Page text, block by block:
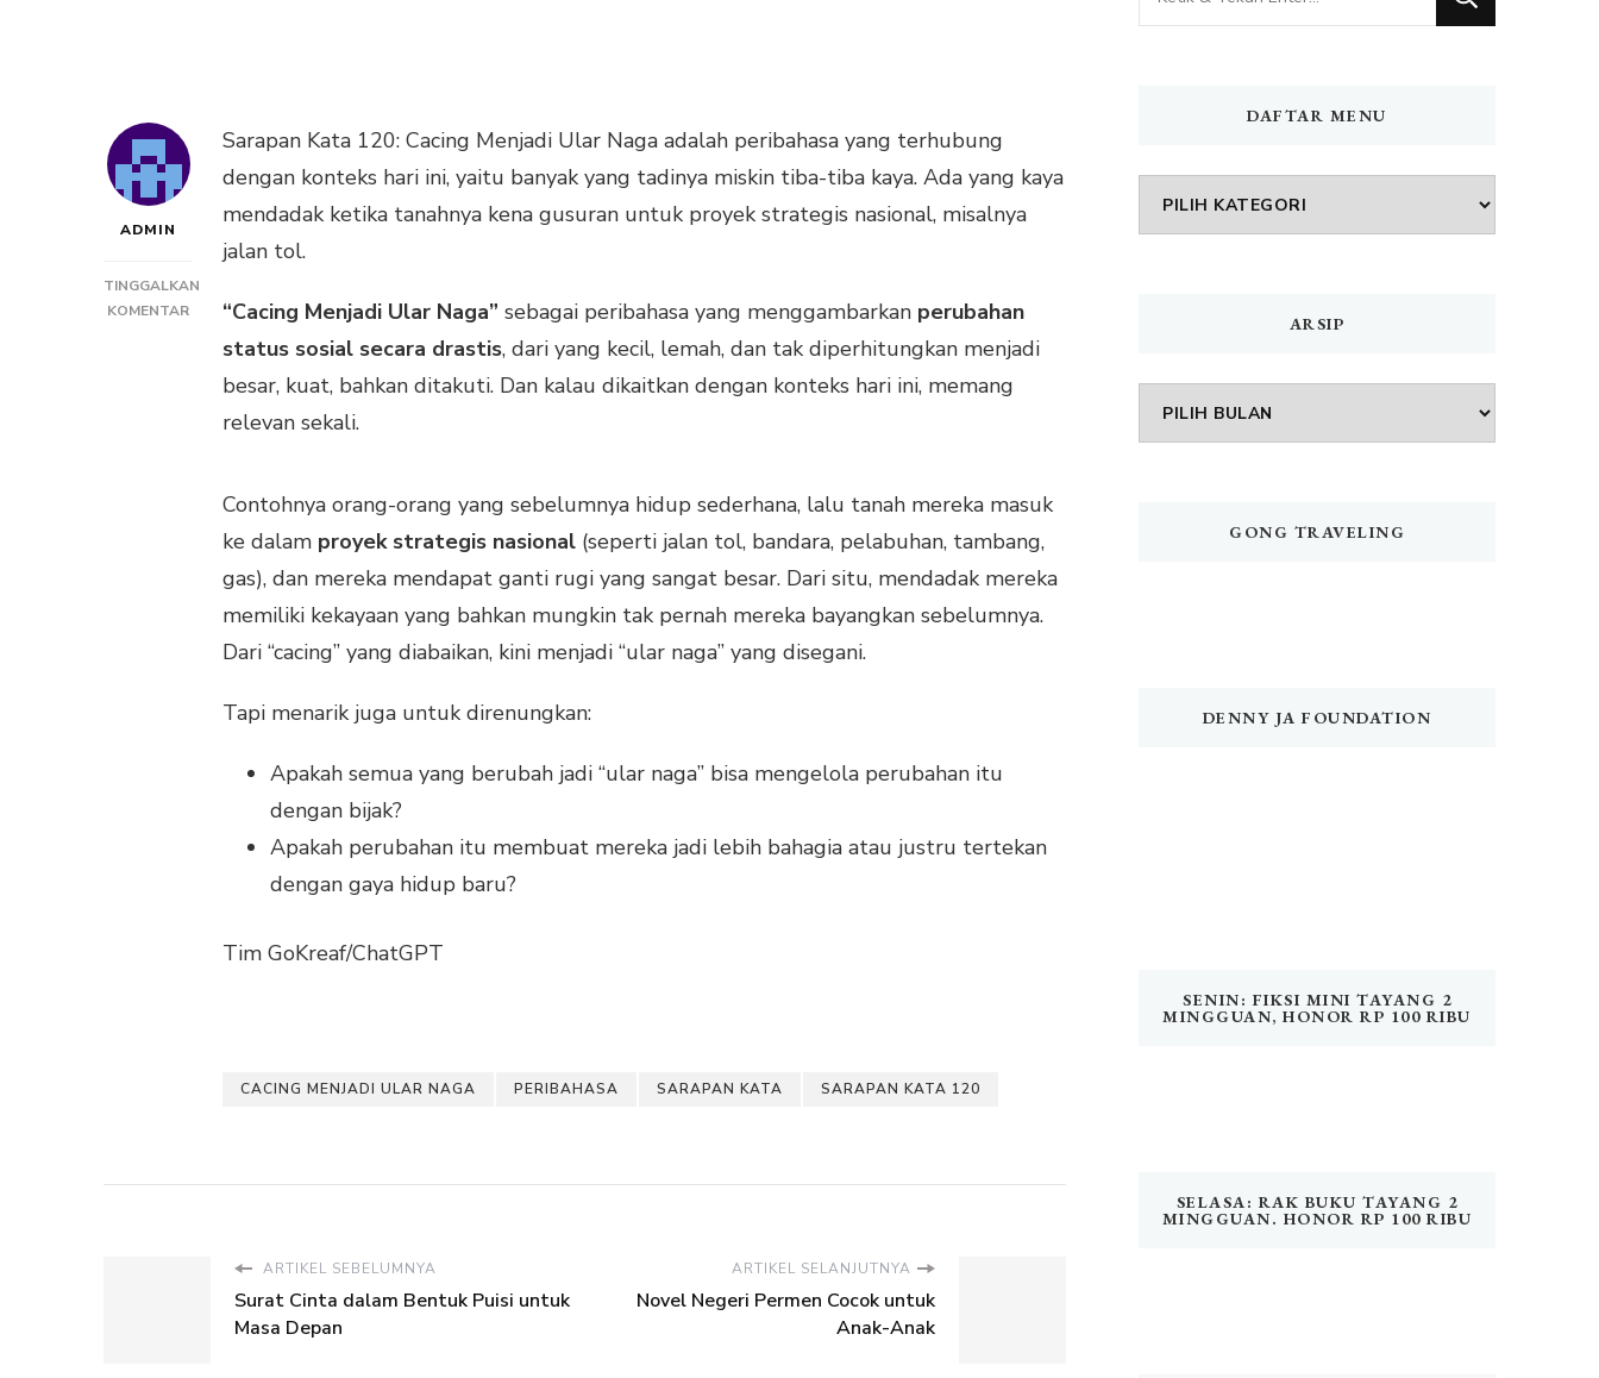
ADMIN
TINGGALKAN
KOMENTARPADA
KATA
MENJADI
Sarapan Kata 120: Cacing Menjadi Ular Naga adalah peribahasa yang terhubung
dengan konteks hari ini, yaitu banyak yang tadinya miskin tiba-tiba kaya. Ada yang kaya
mendadak ketika tanahnya kena gusuran untuk proyek strategis nasional, misalnya
jalan tol.
“Cacing Menjadi Ular Naga” sebagai peribahasa yang menggambarkan perubahan
status sosial secara drastis, dari yang kecil, lemah, dan tak diperhitungkan menjadi
besar, kuat, bahkan ditakuti. Dan kalau dikaitkan dengan konteks hari ini, memang
relevan sekali.
Contohnya orang-orang yang sebelumnya hidup sederhana, lalu tanah mereka masuk
ke dalam proyek strategis nasional (seperti jalan tol, bandara, pelabuhan, tambang,
gas), dan mereka mendapat ganti rugi yang sangat besar. Dari situ, mendadak mereka
memiliki kekayaan yang bahkan mungkin tak pernah mereka bayangkan sebelumnya.
Dari “cacing” yang diabaikan, kini menjadi “ular naga” yang disegani.
Tapi menarik juga untuk direnungkan:
Apakah semua yang berubah jadi “ular naga” bisa mengelola perubahan itu
dengan bijak?
Apakah perubahan itu membuat mereka jadi lebih bahagia atau justru tertekan
dengan gaya hidup baru?
Tim GoKreaf/ChatGPT
CACING MENJADI ULAR NAGA PERIBAHASA SARAPAN KATA SARAPAN KATA 120
ARTIKEL SEBELUMNYA
Surat Cinta dalam Bentuk Puisi untuk
Masa Depan
ARTIKEL SELANJUTNYA
Novel Negeri Permen Cocok untuk
Anak-Anak
Sesuatu?
DAFTAR MENU
DAFTAR
MENU
ARSIP
Arsip
GONG TRAVELING
DENNY JA FOUNDATION
SENIN: FIKSI MINI TAYANG 2
MINGGUAN, HONOR RP 100 RIBU
SELASA: RAK BUKU TAYANG 2
MINGGUAN. HONOR RP 100 RIBU